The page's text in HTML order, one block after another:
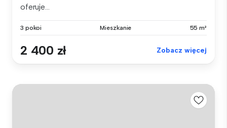
oferuje...
3 pokoi Mieszkanie 55 m²
2 400 zł Zobacz więcej